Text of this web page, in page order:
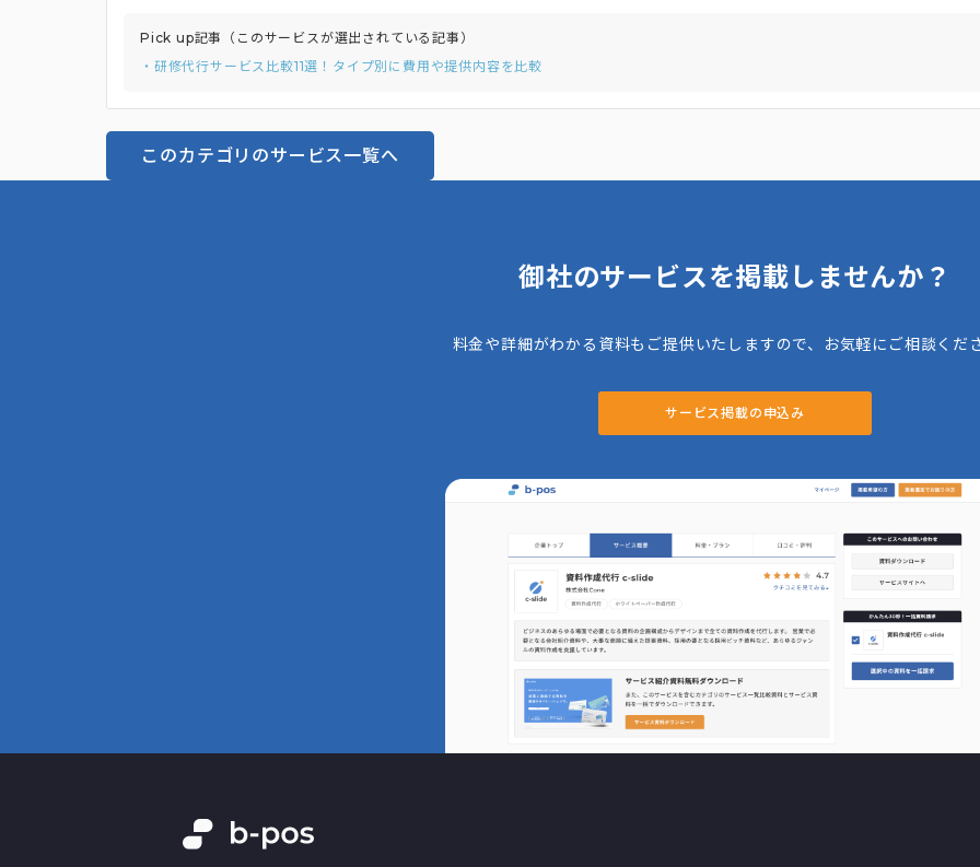
アに応じたコースを提供しているので安心して育成を外部に委託することができます。 さらに、研修に対する人数制限
がないので、1人から大人数まで対応可能なサービスとなっています。
Pick up記事（このサービスが選出されている記事）
・研修代行サービス比較11選！タイプ別に費用や提供内容を比較
このカテゴリのサービス一覧へ
御社のサービスを掲載しませんか？
料金や詳細がわかる資料もご提供いたしますので、お気軽にご相談くださ
サービス掲載の申込み